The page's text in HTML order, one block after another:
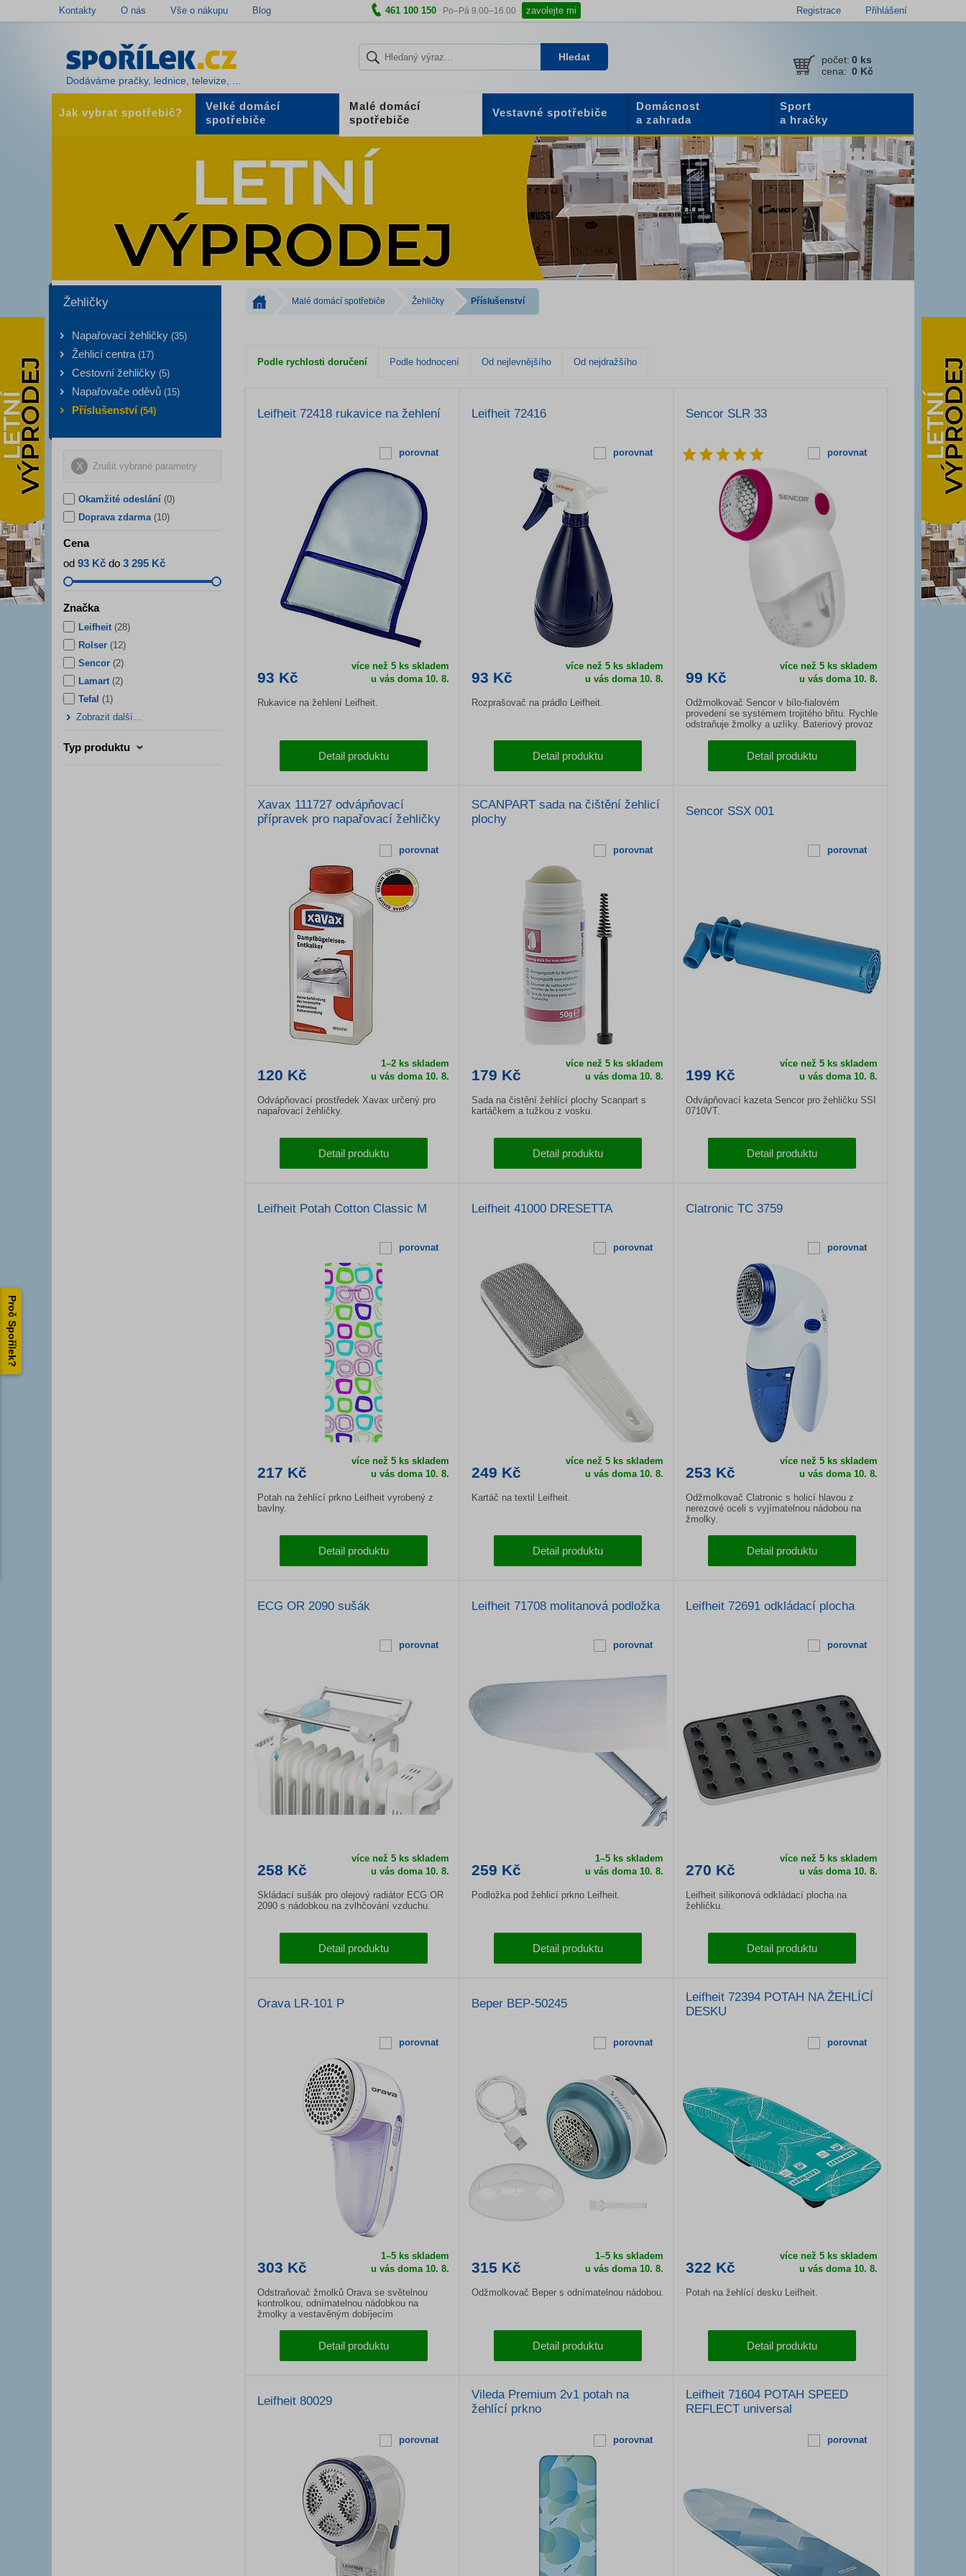
Proč Spořílek?
Kontakty O nás Vše o nákupu Blog 461 100 150 Po–Pá 9.00–16.00 zavolejte mi Registrace Přihlášení
Dodáváme pračky, lednice, televize, ...
počet: 0 ks
cena: 0 Kč
Hledat
Jak vybrat spotřebič?
Velké domácí
spotřebiče
Malé domácí
spotřebiče
Vestavné spotřebiče
Domácnost
a zahrada
Sport
a hračky
Malé domácí spotřebiče Žehličky Příslušenství
Podle rychlosti doručení Podle hodnocení Od nejlevnějšího Od nejdražšího
Leifheit 72418 rukavice na žehlení
porovnat
93 Kč
více než 5 ks skladem
u vás doma 10. 8.
Rukavice na žehlení Leifheit.
Detail produktu
Leifheit 72416
porovnat
93 Kč
více než 5 ks skladem
u vás doma 10. 8.
Rozprašovač na prádlo Leifheit.
Detail produktu
Sencor SLR 33
porovnat
99 Kč
více než 5 ks skladem
u vás doma 10. 8.
Odžmolkovač Sencor v bílo-fialovém
provedení se systémem trojitého břitu. Rychle
odstraňuje žmolky a uzlíky. Bateriový provoz
Detail produktu
Xavax 111727 odvápňovací
přípravek pro napařovací žehličky
porovnat
120 Kč
1–2 ks skladem
u vás doma 10. 8.
Odvápňovací prostředek Xavax určený pro
napařovací žehličky.
Detail produktu
SCANPART sada na čištění žehlicí
plochy
porovnat
179 Kč
více než 5 ks skladem
u vás doma 10. 8.
Sada na čistění žehlící plochy Scanpart s
kartáčkem a tužkou z vosku.
Detail produktu
Sencor SSX 001
porovnat
199 Kč
více než 5 ks skladem
u vás doma 10. 8.
Odvápňovací kazeta Sencor pro žehličku SSI
0710VT.
Detail produktu
Leifheit Potah Cotton Classic M
porovnat
217 Kč
více než 5 ks skladem
u vás doma 10. 8.
Potah na žehlící prkno Leifheit vyrobený z
bavlny.
Detail produktu
Leifheit 41000 DRESETTA
porovnat
249 Kč
více než 5 ks skladem
u vás doma 10. 8.
Kartáč na textil Leifheit.
Detail produktu
Clatronic TC 3759
porovnat
253 Kč
více než 5 ks skladem
u vás doma 10. 8.
Odžmolkovač Clatronic s holicí hlavou z
nerezové oceli s vyjímatelnou nádobou na
žmolky.
Detail produktu
ECG OR 2090 sušák
porovnat
258 Kč
více než 5 ks skladem
u vás doma 10. 8.
Skládací sušák pro olejový radiátor ECG OR
2090 s nádobkou na zvlhčování vzduchu.
Detail produktu
Leifheit 71708 molitanová podložka
porovnat
259 Kč
1–5 ks skladem
u vás doma 10. 8.
Podložka pod žehlicí prkno Leifheit.
Detail produktu
Leifheit 72691 odkládací plocha
porovnat
270 Kč
více než 5 ks skladem
u vás doma 10. 8.
Leifheit silikonová odkládací plocha na
žehličku.
Detail produktu
Orava LR-101 P
porovnat
303 Kč
1–5 ks skladem
u vás doma 10. 8.
Odstraňovač žmolků Orava se světelnou
kontrolkou, odnímatelnou nádobkou na
žmolky a vestavěným dobíjecím
Detail produktu
Beper BEP-50245
porovnat
315 Kč
1–5 ks skladem
u vás doma 10. 8.
Odžmolkovač Beper s odnímatelnou nádobou.
Detail produktu
Leifheit 72394 POTAH NA ŽEHLÍCÍ
DESKU
porovnat
322 Kč
více než 5 ks skladem
u vás doma 10. 8.
Potah na žehlící desku Leifheit.
Detail produktu
Leifheit 80029
porovnat
Vileda Premium 2v1 potah na
žehlící prkno
porovnat
Leifheit 71604 POTAH SPEED
REFLECT universal
porovnat
Žehličky
Napařovací žehličky (35)
Žehlicí centra (17)
Cestovní žehličky (5)
Napařovače oděvů (15)
Příslušenství (54)
Zrušit vybrané parametry
Okamžité odeslání (0)
Doprava zdarma (10)
Cena
od 93 Kč do 3 295 Kč
Značka
Leifheit (28)
Rolser (12)
Sencor (2)
Lamart (2)
Tefal (1)
Zobrazit další…
Typ produktu